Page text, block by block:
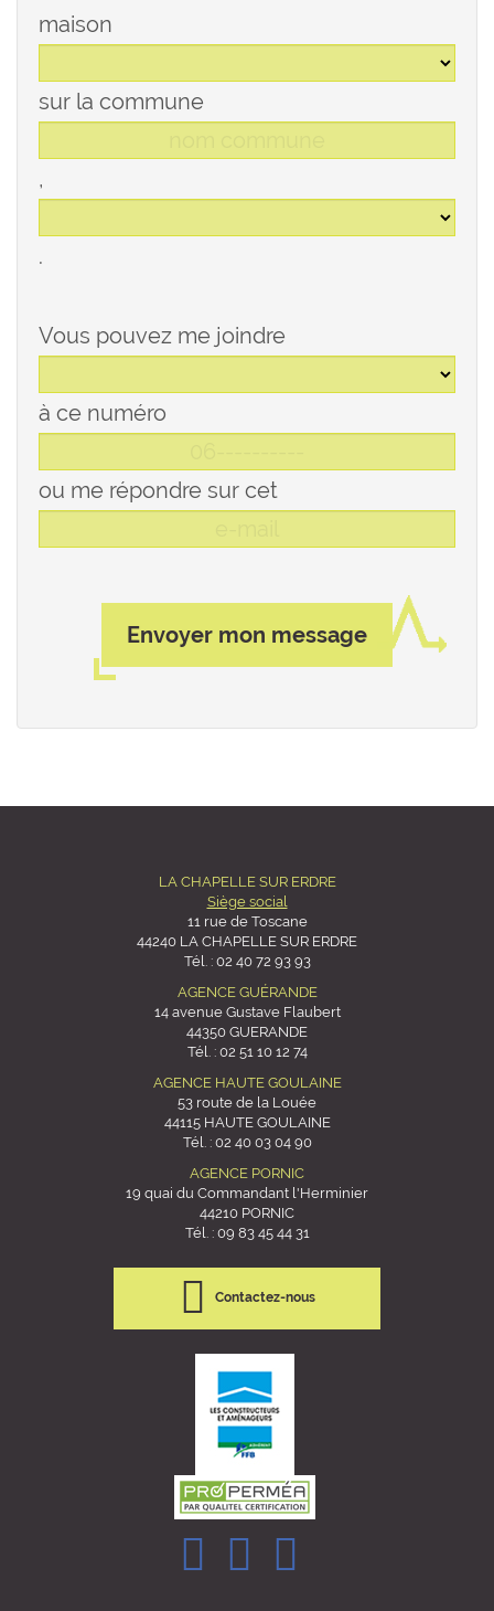
maison
sur la commune
,
.
Vous pouvez me joindre
à ce numéro
ou me répondre sur cet
Envoyer mon message
LA CHAPELLE SUR ERDRE
Siège social
11 rue de Toscane
44240 LA CHAPELLE SUR ERDRE
Tél. : 02 40 72 93 93
AGENCE GUÉRANDE
14 avenue Gustave Flaubert
44350 GUERANDE
Tél. : 02 51 10 12 74
AGENCE HAUTE GOULAINE
53 route de la Louée
44115 HAUTE GOULAINE
Tél. : 02 40 03 04 90
AGENCE PORNIC
19 quai du Commandant l'Herminier
44210 PORNIC
Tél. :09 83 45 44 31
Contactez-nous